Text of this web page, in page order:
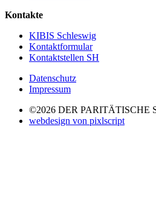
Kontakte
KIBIS Schleswig
Kontaktformular
Kontaktstellen SH
Datenschutz
Impressum
©2026 DER PARITÄTISCHE
webdesign von pixlscript